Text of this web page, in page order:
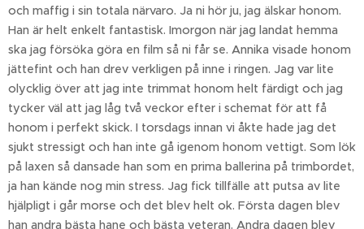
och maffig i sin totala närvaro. Ja ni hör ju, jag älskar honom.
Han är helt enkelt fantastisk. Imorgon när jag landat hemma
ska jag försöka göra en film så ni får se. Annika visade honom
jättefint och han drev verkligen på inne i ringen. Jag var lite
olycklig över att jag inte trimmat honom helt färdigt och jag
tycker väl att jag låg två veckor efter i schemat för att få
honom i perfekt skick. I torsdags innan vi åkte hade jag det
sjukt stressigt och han inte gå igenom honom vettigt. Som lök
på laxen så dansade han som en prima ballerina på trimbordet,
ja han kände nog min stress. Jag fick tillfälle att putsa av lite
hjälpligt i går morse och det blev helt ok. Första dagen blev
han andra bästa hane och bästa veteran. Andra dagen blev